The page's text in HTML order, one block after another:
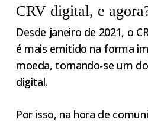
CRV digital, e
Desde janeiro de 2021, o
é mais emitido na forma
moeda, tornando-se um
digital.
Por isso, na hora de